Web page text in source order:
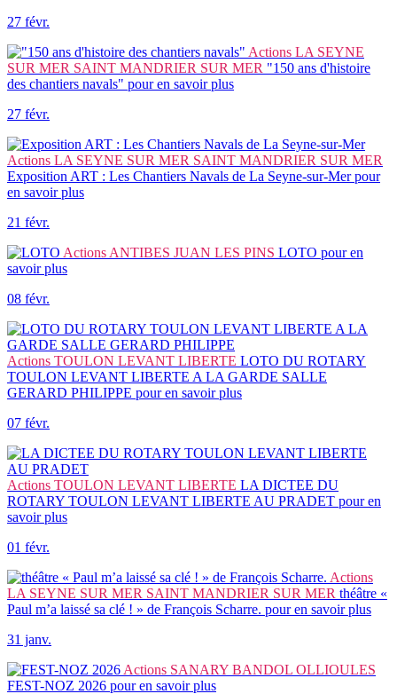
27 févr.
Actions LA SEYNE
SUR MER SAINT MANDRIER SUR MER "150 ans d'histoire
des chantiers navals" pour en savoir plus
27 févr.
Actions LA SEYNE SUR MER SAINT MANDRIER SUR MER
Exposition ART : Les Chantiers Navals de La Seyne-sur-Mer pour
en savoir plus
21 févr.
Actions ANTIBES JUAN LES PINS LOTO pour en
savoir plus
08 févr.
Actions TOULON LEVANT LIBERTE LOTO DU ROTARY
TOULON LEVANT LIBERTE A LA GARDE SALLE
GERARD PHILIPPE pour en savoir plus
07 févr.
Actions TOULON LEVANT LIBERTE LA DICTEE DU
ROTARY TOULON LEVANT LIBERTE AU PRADET pour en
savoir plus
01 févr.
Actions
LA SEYNE SUR MER SAINT MANDRIER SUR MER théâtre «
Paul m’a laissé sa clé ! » de François Scharre. pour en savoir plus
31 janv.
Actions SANARY BANDOL OLLIOULES
FEST-NOZ 2026 pour en savoir plus